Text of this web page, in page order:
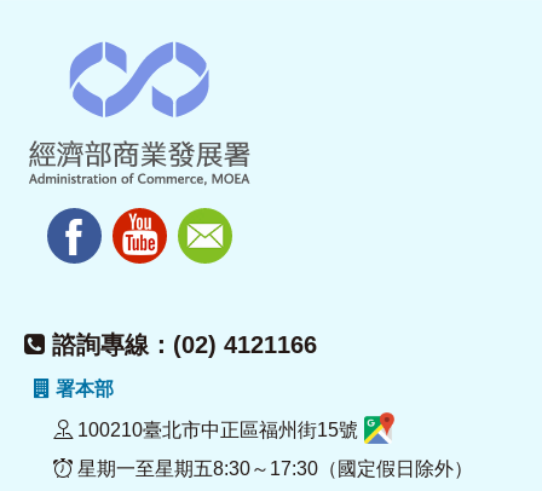
諮詢專線：(02) 4121166
署本部
100210臺北市中正區福州街15號
星期一至星期五8:30～17:30（國定假日除外）